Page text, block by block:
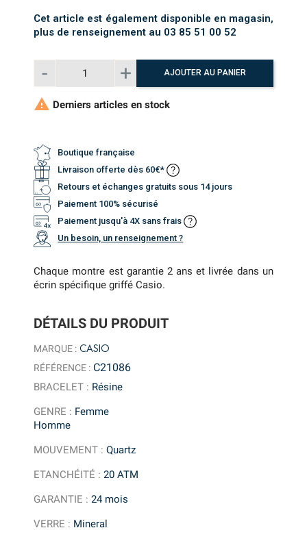
DÉTAILS DU PRODUIT
MARQUE : CASIO
RÉFÉRENCE : C21086
BRACELET : Résine
GENRE : Femme
Homme
MOUVEMENT :Quartz
ETANCHÉITÉ :20 ATM
GARANTIE :24 mois
VERRE : Mineral
Cet article est également disponible en magasin,
plus de renseignement au 03 85 51 00 52
AJOUTER AU PANIER
 Derniers articles en stock
Boutique française
Livraison offerte dès 60€*
Retours et échanges gratuits sous 14 jours
Paiement 100% sécurisé
Paiement jusqu'à 4X sans frais
Un besoin, un renseignement ?
Chaque montre est garantie 2 ans et livrée dans un
écrin spécifique griffé Casio.